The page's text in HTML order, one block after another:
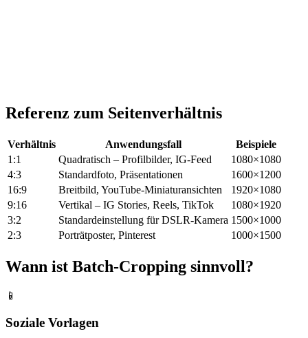
Referenz zum Seitenverhältnis
Verhältnis Anwendungsfall
Beispiele
1:1
Quadratisch – Profilbilder, IG-Feed
1080×1080
4:3
Standardfoto, Präsentationen
1600×1200
16:9
Breitbild, YouTube-Miniaturansichten
1920×1080
9:16
Vertikal – IG Stories, Reels, TikTok
1080×1920
3:2
Standardeinstellung für DSLR-Kamera 1500×1000
2:3
Porträtposter, Pinterest 1000×1500
Wann ist Batch-Cropping sinnvoll?
📱
Soziale Vorlagen